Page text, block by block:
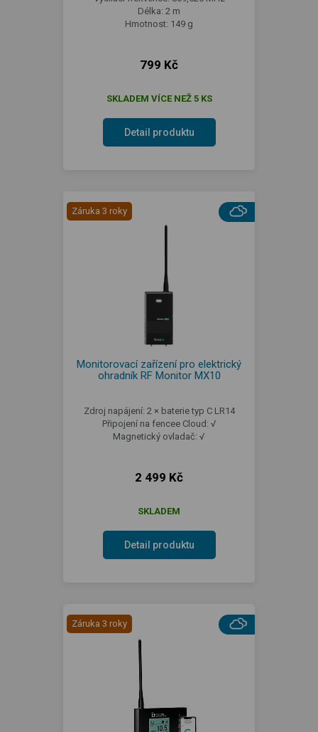
Délka: 2 m
Hmotnost: 149 g
799 Kč
SKLADEM VÍCE NEŽ 5 KS
Detail produktu
Záruka 3 roky
Monitorovací zařízení pro elektrický
ohradník RF Monitor MX10
Zdroj napájení: 2 × baterie typ C LR14
Připojení na fencee Cloud: √
Magnetický ovladač: √
2 499 Kč
SKLADEM
Detail produktu
Záruka 3 roky